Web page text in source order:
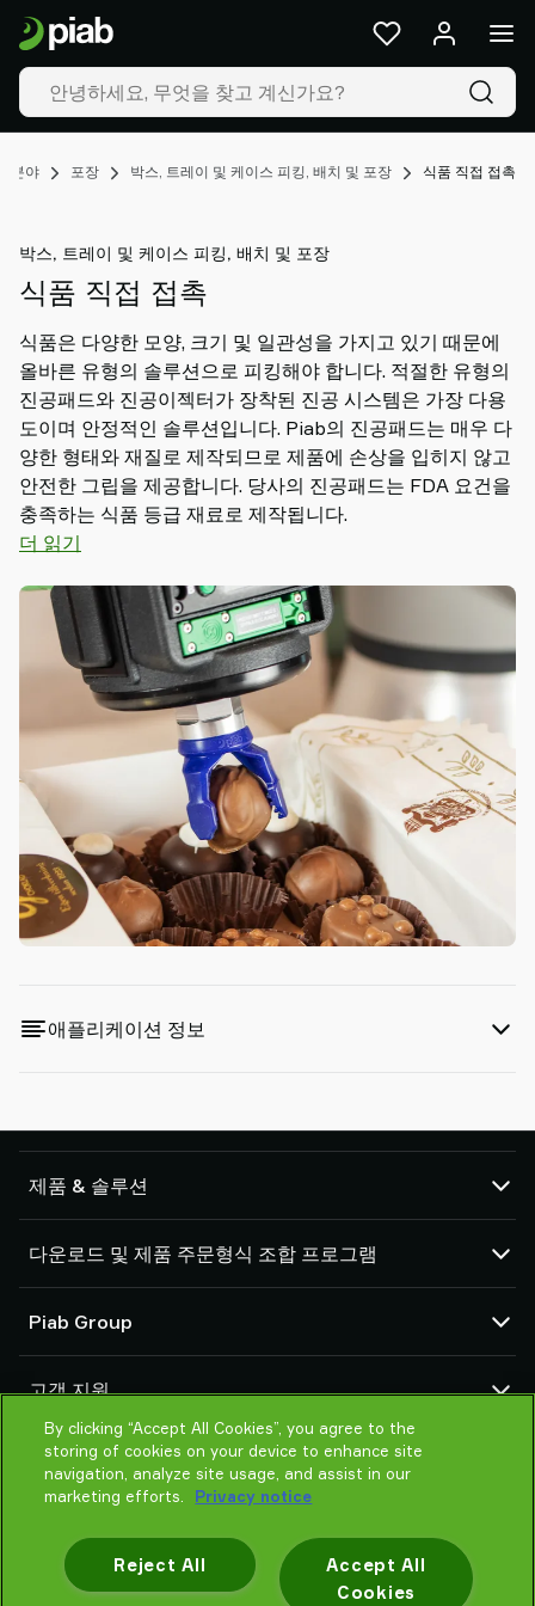
분야 포장 박스, 트레이 및 케이스 피킹, 배치 및 포장 식품 직접 접촉
박스, 트레이 및 케이스 피킹, 배치 및 포장
식품 직접 접촉
식품은 다양한 모양, 크기 및 일관성을 가지고 있기 때문에
올바른 유형의 솔루션으로 피킹해야 합니다. 적절한 유형의
진공패드와 진공이젝터가 장착된 진공 시스템은 가장 다용
도이며 안정적인 솔루션입니다. Piab의 진공패드는 매우 다
양한 형태와 재질로 제작되므로 제품에 손상을 입히지 않고
안전한 그립을 제공합니다. 당사의 진공패드는 FDA 요건을
충족하는 식품 등급 재료로 제작됩니다.
더 읽기
애플리케이션 정보
제품 & 솔루션
진공패드와 소프트 그리퍼
로봇 최종작용체(EOAT) 구성품
로봇 및 코봇 그리핑 솔루션
시스템 및 솔루션 부속품
분말 및 벌크용 진공 분체이송기
다운로드 및 제품 주문형식 조합 프로그램
제품 주문형식 조합 프로그램
거래 약관
개인정보 보호 고지
Piab Group
글로벌 조직
윤리 규범
새소식
고객 지원
연락처
판매처 검색
제품 선택 도우미
제
품
&
솔
루
산
분
우
리
의
기
술
리
소
스
Piab
개
Piab
Group
고
객
지
원
판
처
Old
By clicking “Accept All Cookies”, you agree to the
storing of cookies on your device to enhance site
navigation, analyze site usage, and assist in our
marketing efforts.
Privacy notice
Accept All
Cookies
Reject All